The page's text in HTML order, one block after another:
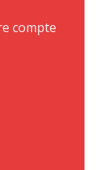
compte